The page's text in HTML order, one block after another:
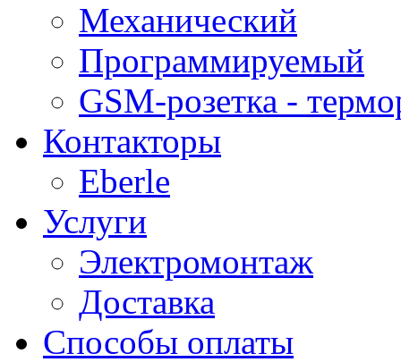
Механический
Программируемый
GSM-розетка -
Контакторы
Eberle
Услуги
Электромонтаж
Доставка
Способы оплаты